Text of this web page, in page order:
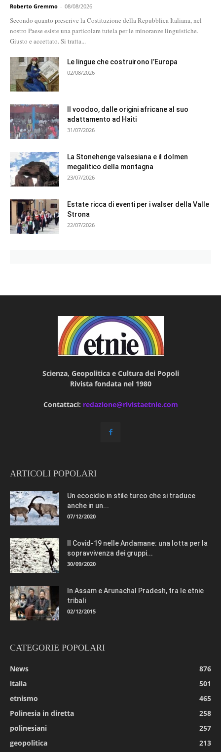
Roberto Gremmo - 08/08/2026
Secondo quanto prescrive la Costituzione della Repubblica Italiana, nel
nostro Paese esiste una particolare tutela per le minoranze linguistiche.
Giusto e accettato. Si tratta...
Le lingue che costruirono l’Europa
02/08/2026
Il voodoo, dalle origini africane al suo
adattamento ad Haiti
31/07/2026
La Stonehenge valsesiana e il dolmen
megalitico della montagna
23/07/2026
Estate ricca di eventi per i walser della Valle
Strona
22/07/2026
Scienza, Geopolitica e Cultura dei Popoli
Rivista fondata nel 1980
Contattaci: redazione@rivistaetnie.com
ARTICOLI POPOLARI
Un ecocidio in stile turco che si traduce
anche in un...
07/12/2020
Il Covid-19 nelle Andamane: una lotta per la
sopravvivenza dei gruppi...
30/09/2020
In Assam e Arunachal Pradesh, tra le etnie
tribali
02/12/2015
CATEGORIE POPOLARI
News
876
italia
501
etnismo
465
Polinesia in diretta
258
polinesiani
257
geopolitica
213